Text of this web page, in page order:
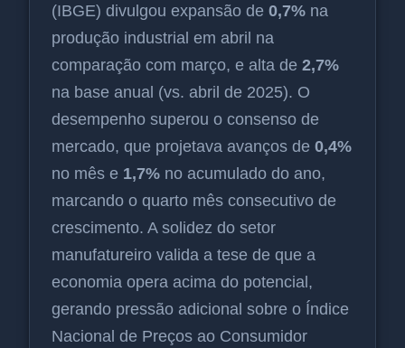
(IBGE) divulgou expansão de 0,7% na
produção industrial em abril na
comparação com março, e alta de 2,7%
na base anual (vs. abril de 2025). O
desempenho superou o consenso de
mercado, que projetava avanços de 0,4%
no mês e 1,7% no acumulado do ano,
marcando o quarto mês consecutivo de
crescimento. A solidez do setor
manufatureiro valida a tese de que a
economia opera acima do potencial,
gerando pressão adicional sobre o Índice
Nacional de Preços ao Consumidor